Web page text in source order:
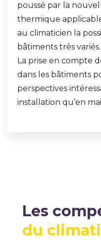
poussé par la
thermique
au climaticien la
bâtiments très variés.
La prise en compte
dans les bâtiments
perspectives
installation qu’en
Les
du